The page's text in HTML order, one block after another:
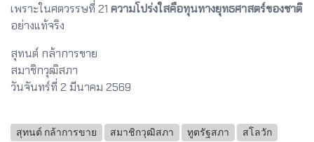
เพราะในศตวรรษที่ 21 ความโปร่งใสคือทุนทางยุทธศาสตร์ของชาติ
อย่างแท้จริง
สุทนต์ กล้าการขาย
สมาชิกวุฒิสภา
วันจันทร์ที่ 2 มีนาคม 2569
สุทนต์ กล้าการขาย สมาชิกวุฒิสภา ทูตรัฐสภา สโลวัก